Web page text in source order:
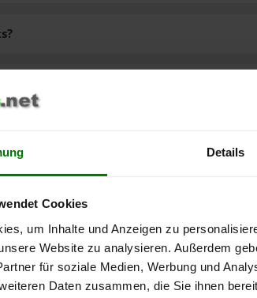
Details
Cookies
um Inhalte und Anzeigen zu
Website zu analysieren. Außerdem
für soziale Medien, Werbung und
Daten zusammen, die Sie ihnen
kostenlose